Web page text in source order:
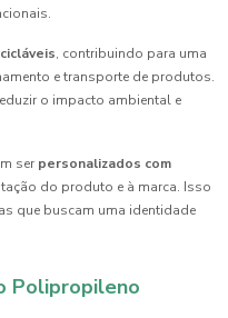
, contribuindo para uma
e transporte de produtos.
o impacto ambiental e
ser personalizados com
do produto e à marca. Isso
que buscam uma identidade
Polipropileno